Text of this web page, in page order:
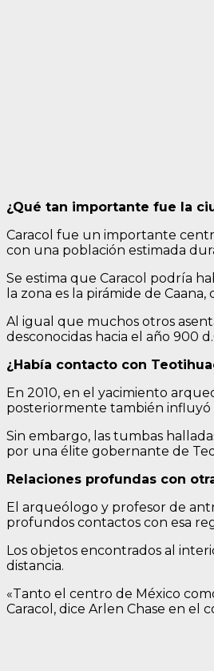
¿Qué tan importante fue la
Caracol fue un importante
con una población estimada
Se estima que Caracol podría
la zona es la pirámide de
Al igual que muchos otros
desconocidas hacia el año 900
¿Había contacto con
En 2010, en el yacimiento
posteriormente también influyó
Sin embargo, las tumbas
por una élite gobernante de
Relaciones profundas con
El arqueólogo y profesor de
profundos contactos con esa
Los objetos encontrados al
distancia.
«Tanto el centro de México
Caracol, dice Arlen Chase en el